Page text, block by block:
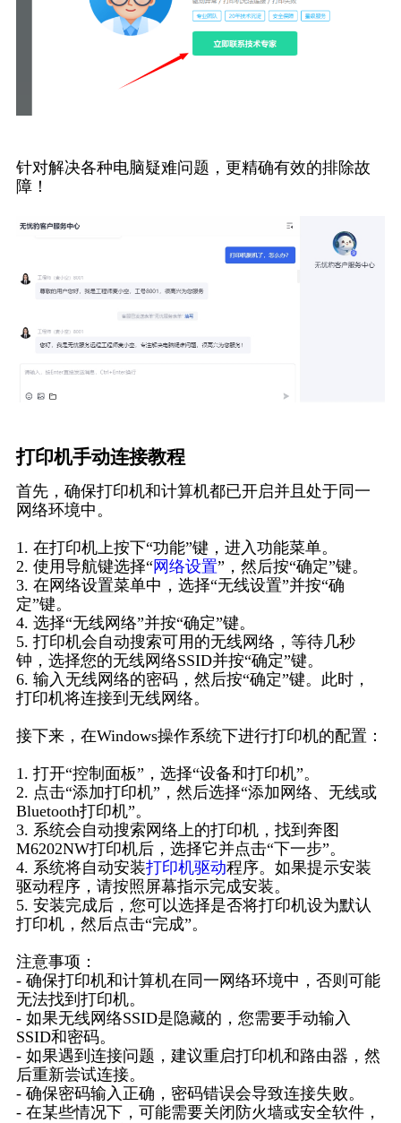
针对解决各种电脑疑难问题，更精确有效的排除故
障！
打印机手动连接教程
首先，确保打印机和计算机都已开启并且处于同一
网络环境中。
1. 在打印机上按下“功能”键，进入功能菜单。
2. 使用导航键选择“网络设置”，然后按“确定”键。
3. 在网络设置菜单中，选择“无线设置”并按“确
定”键。
4. 选择“无线网络”并按“确定”键。
5. 打印机会自动搜索可用的无线网络，等待几秒
钟，选择您的无线网络SSID并按“确定”键。
6. 输入无线网络的密码，然后按“确定”键。此时，
打印机将连接到无线网络。
接下来，在Windows操作系统下进行打印机的配置：
1. 打开“控制面板”，选择“设备和打印机”。
2. 点击“添加打印机”，然后选择“添加网络、无线或
Bluetooth打印机”。
3. 系统会自动搜索网络上的打印机，找到奔图
M6202NW打印机后，选择它并点击“下一步”。
4. 系统将自动安装打印机驱动程序。如果提示安装
驱动程序，请按照屏幕指示完成安装。
5. 安装完成后，您可以选择是否将打印机设为默认
打印机，然后点击“完成”。
注意事项：
- 确保打印机和计算机在同一网络环境中，否则可能
无法找到打印机。
- 如果无线网络SSID是隐藏的，您需要手动输入
SSID和密码。
- 如果遇到连接问题，建议重启打印机和路由器，然
后重新尝试连接。
- 确保密码输入正确，密码错误会导致连接失败。
- 在某些情况下，可能需要关闭防火墙或安全软件，